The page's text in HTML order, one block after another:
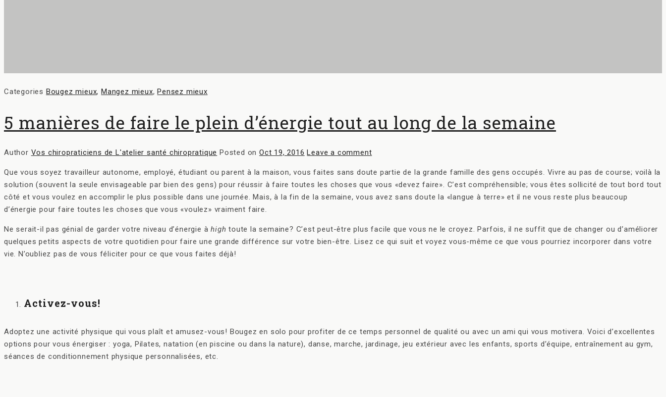
Categories Bougez mieux,Mangez mieux,Pensez mieux
5 manières de faire le plein d’énergie tout au long de la semaine
Author Vos chiropraticiens de L'atelier santé chiropratique Posted onOct 19, 2016 Leave a comment
Que vous soyez travailleur autonome, employé, étudiant ou parent à la maison, vous faites sans doute partie de la grande famille des gens occupés. Vivre au pas de course; voilà la
solution (souvent la seule envisageable par bien des gens) pour réussir à faire toutes les choses que vous «devez faire». C’est compréhensible; vous êtes sollicité de tout bord tout
côté et vous voulez en accomplir le plus possible dans une journée. Mais, à la fin de la semaine, vous avez sans doute la «langue à terre» et il ne vous reste plus beaucoup
d’énergie pour faire toutes les choses que vous «voulez» vraiment faire.
Ne serait-il pas génial de garder votre niveau d’énergie àhigh toute la semaine? C’est peut-être plus facile que vous ne le croyez. Parfois, il ne suffit que de changer ou d’améliorer
quelques petits aspects de votre quotidien pour faire une grande différence sur votre bien-être. Lisez ce qui suit et voyez vous-même ce que vous pourriez incorporer dans votre
vie. N’oubliez pas de vous féliciter pour ce que vous faites déjà!
Activez-vous!
Adoptez une activité physique qui vous plaît et amusez-vous! Bougez en solo pour profiter de ce temps personnel de qualité ou avec un ami qui vous motivera. Voici d’excellentes
options pour vous énergiser : yoga, Pilates, natation (en piscine ou dans la nature), danse, marche, jardinage, jeu extérieur avec les enfants, sports d’équipe, entraînement au gym,
séances de conditionnement physique personnalisées, etc.